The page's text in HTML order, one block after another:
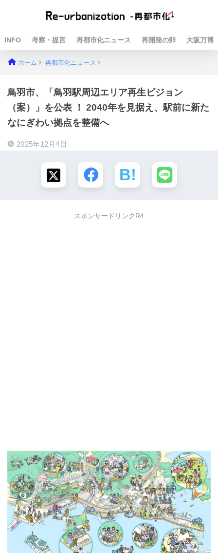
INFO 考察・提言 再都市化ニュース 再開発の卵 大阪万博
ホーム 再都市化ニュース
鳥羽市、「鳥羽駅周辺エリア再生ビジョン
（案）」を公表 ！ 2040年を見据え、駅前に新た
なにぎわい拠点を整備へ
2025年12月4日
スポンサードリンクR4